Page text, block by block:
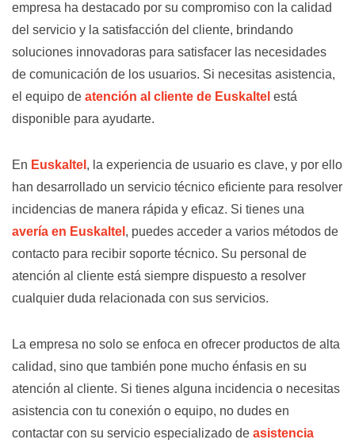
empresa ha destacado por su compromiso con la calidad
del servicio y la satisfacción del cliente, brindando
soluciones innovadoras para satisfacer las necesidades
de comunicación de los usuarios. Si necesitas asistencia,
el equipo de atención al cliente de Euskaltel está
disponible para ayudarte.
En Euskaltel , la experiencia de usuario es clave, y por ello
han desarrollado un servicio técnico eficiente para resolver
incidencias de manera rápida y eficaz. Si tienes una
avería en Euskaltel , puedes acceder a varios métodos de
contacto para recibir soporte técnico. Su personal de
atención al cliente está siempre dispuesto a resolver
cualquier duda relacionada con sus servicios.
La empresa no solo se enfoca en ofrecer productos de alta
calidad, sino que también pone mucho énfasis en su
atención al cliente. Si tienes alguna incidencia o necesitas
asistencia con tu conexión o equipo, no dudes en
contactar con su servicio especializado de asistencia